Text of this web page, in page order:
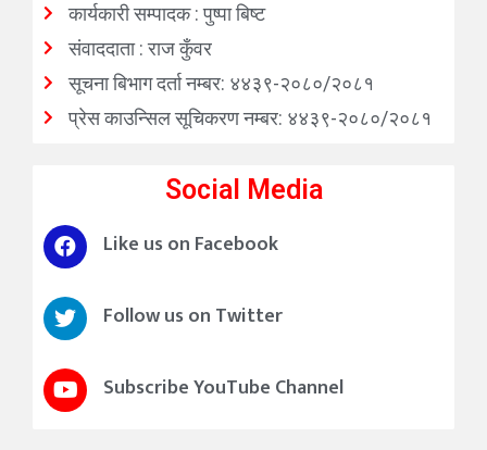
कार्यकारी सम्पादक : पुष्पा बिष्ट
संवाददाता : राज कुँवर
सूचना बिभाग दर्ता नम्बर: ४४३९-२०८०/२०८१
प्रेस काउन्सिल सूचिकरण नम्बर: ४४३९-२०८०/२०८१
Social Media
Like us on Facebook
Follow us on Twitter
Subscribe YouTube Channel